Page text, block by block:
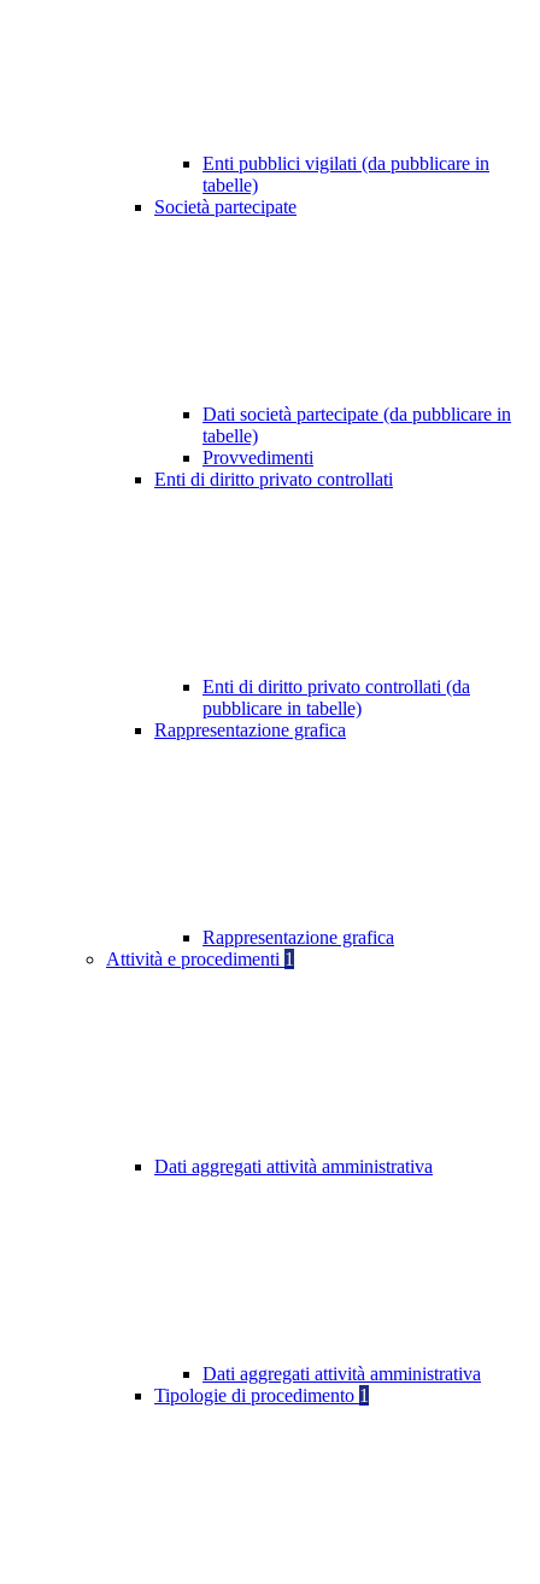
Enti pubblici vigilati (da pubblicare in
tabelle)
Società partecipate
Dati società partecipate (da pubblicare in
tabelle)
Provvedimenti
Enti di diritto privato controllati
Enti di diritto privato controllati (da
pubblicare in tabelle)
Rappresentazione grafica
Rappresentazione grafica
Attività e procedimenti 1
Dati aggregati attività amministrativa
Dati aggregati attività amministrativa
Tipologie di procedimento 1